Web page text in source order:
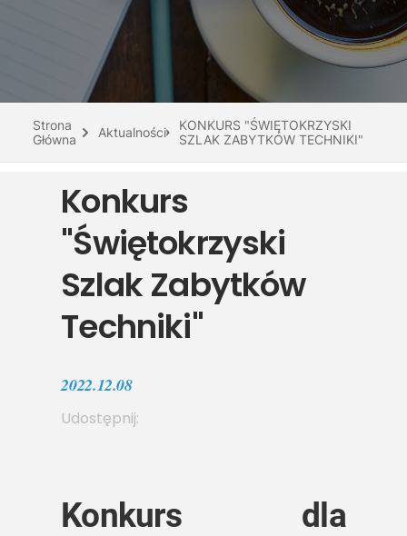
Do pobrania
Interaktywna mapa
Strona
Główna
Aktualności
KONKURS "ŚWIĘTOKRZYSKI
SZLAK ZABYTKÓW TECHNIKI"
Konkurs
"Świętokrzyski
Szlak Zabytków
Techniki"
2022.12.08
Udostępnij:
Konkurs dla